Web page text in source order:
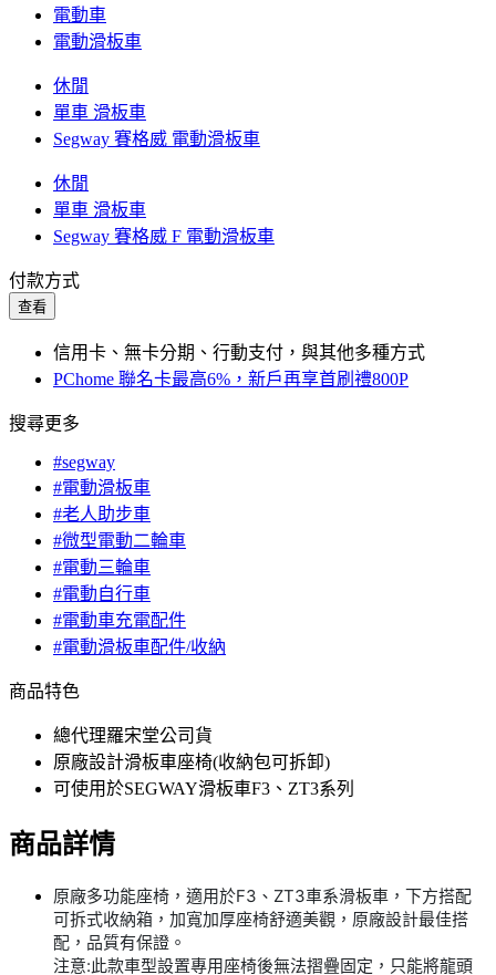
電動車
電動滑板車
休閒
單車 滑板車
Segway 賽格威 電動滑板車
休閒
單車 滑板車
Segway 賽格威 F 電動滑板車
付款方式
查看
信用卡、無卡分期、行動支付，與其他多種方式
PChome 聯名卡最高6%，新戶再享首刷禮800P
搜尋更多
#segway
#電動滑板車
#老人助步車
#微型電動二輪車
#電動三輪車
#電動自行車
#電動車充電配件
#電動滑板車配件/收納
商品特色
總代理羅宋堂公司貨
原廠設計滑板車座椅(收納包可拆卸)
可使用於SEGWAY滑板車F3、ZT3系列
商品詳情
原廠多功能座椅，適用於F3、ZT3車系滑板車，下方搭配
可拆式收納箱，加寬加厚座椅舒適美觀，原廠設計最佳搭
配，品質有保證。
注意:此款車型設置專用座椅後無法摺疊固定，只能將龍頭